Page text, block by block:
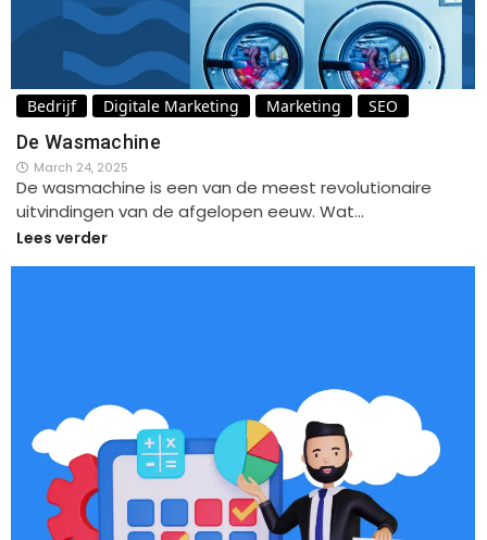
Bedrijf Digitale Marketing Marketing SEO
De Wasmachine
March 24, 2025
De wasmachine is een van de meest revolutionaire
uitvindingen van de afgelopen eeuw. Wat…
Lees verder